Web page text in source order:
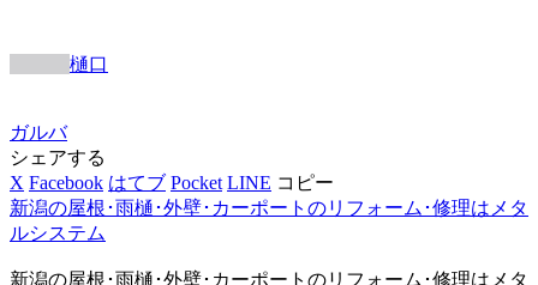
樋口
ガルバ
シェアする
X Facebook はてブ Pocket LINE コピー
新潟の屋根･雨樋･外壁･カーポートのリフォーム･修理はメタ
ルシステム
新潟の屋根･雨樋･外壁･カーポートのリフォーム･修理はメタ